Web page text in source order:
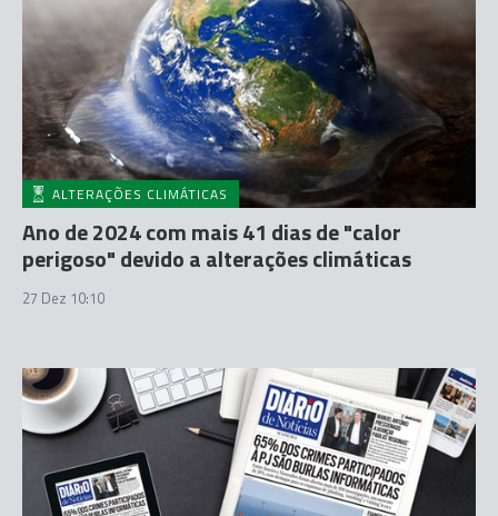
ALTERAÇÕES CLIMÁTICAS
Ano de 2024 com mais 41 dias de "calor
perigoso" devido a alterações climáticas
27 Dez 10:10